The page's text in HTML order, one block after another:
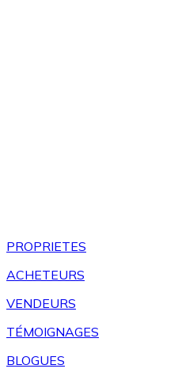
PROPRIETES
ACHETEURS
VENDEURS
TÉMOIGNAGES
BLOGUES